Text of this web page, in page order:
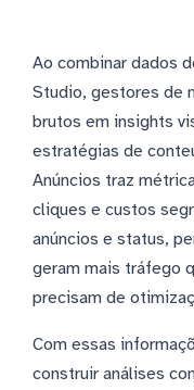
Ao combinar dados
Studio, gestores de
brutos em insights
estratégias de
Anúncios traz
cliques e custos
anúncios e status,
geram mais tráfego
precisam de
Com essas
construir análises